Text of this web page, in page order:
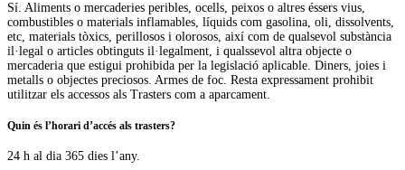
Sí. Aliments o mercaderies peribles, ocells, peixos o altres éssers vius,
combustibles o materials inflamables, líquids com gasolina, oli, dissolvents,
etc, materials tòxics, perillosos i olorosos, així com de qualsevol substància
il·legal o articles obtinguts il·legalment, i qualssevol altra objecte o
mercaderia que estigui prohibida per la legislació aplicable. Diners, joies i
metalls o objectes preciosos. Armes de foc. Resta expressament prohibit
utilitzar els accessos als Trasters com a aparcament.
Quin és l’horari d’accés als trasters?
24 h al dia 365 dies l’any.